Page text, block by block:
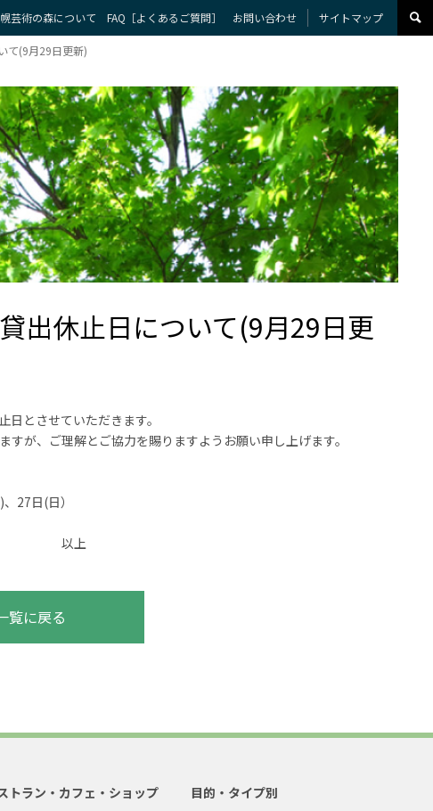
芸術の森について FAQ［よくあるご質問］ お問い合わせ サイトマップ
て(9月29日更新)
出休止日について(9月29日更
とさせていただきます。
が、ご理解とご協力を賜りますようお願い申し上げます。
)、27日(日）
覧に戻る
トラン・カフェ・ショップ
目的・タイプ別